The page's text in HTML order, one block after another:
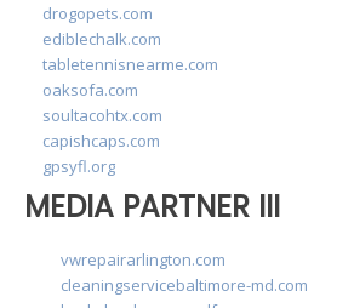
drogopets.com
ediblechalk.com
tabletennisnearme.com
oaksofa.com
soultacohtx.com
capishcaps.com
gpsyfl.org
MEDIA PARTNER III
vwrepairarlington.com
cleaningservicebaltimore-md.com